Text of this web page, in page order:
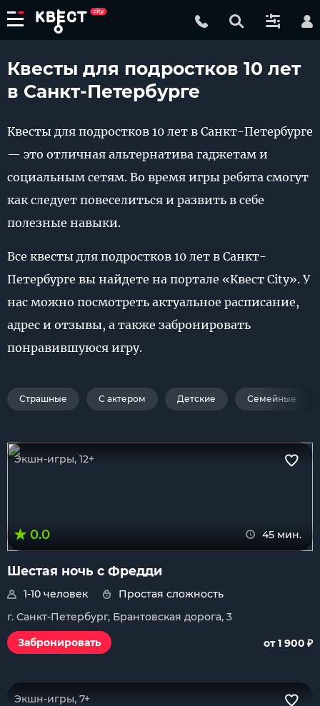
Квесты для подростков 10 лет
в Санкт-Петербурге
Квесты для подростков 10 лет в Санкт-Петербурге
— это отличная альтернатива гаджетам и
социальным сетям. Во время игры ребята смогут
как следует повеселиться и развить в себе
полезные навыки.
Все квесты для подростков 10 лет в Санкт-
Петербурге вы найдете на портале «Квест City». У
нас можно посмотреть актуальное расписание,
адрес и отзывы, а также забронировать
понравившуюся игру.
Страшные С актером Детские Семейные
Экшн-игры, 12+
0.0 45 мин.
Шестая ночь с Фредди
1-10 человек
Простая сложность
г. Санкт-Петербург, Брантовская дорога, 3
Забронировать
от 1 900 ₽
Экшн-игры, 7+